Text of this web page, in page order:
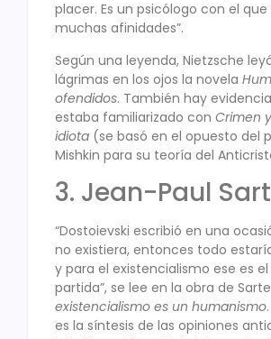
placer. Es un psicólogo con el
muchas afinidades”.
Según una leyenda, Nietzsche
lágrimas en los ojos la novela
ofendidos. También hay
estaba familiarizado con Crimen
idiota (se basó en el opuesto del
Mishkin para su teoría del
3. Jean-Paul
“Dostoievski escribió en una
no existiera, entonces todo
y para el existencialismo ese es
partida”, se lee en la obra de Sarte
existencialismo es un humanismo
es la síntesis de las opiniones